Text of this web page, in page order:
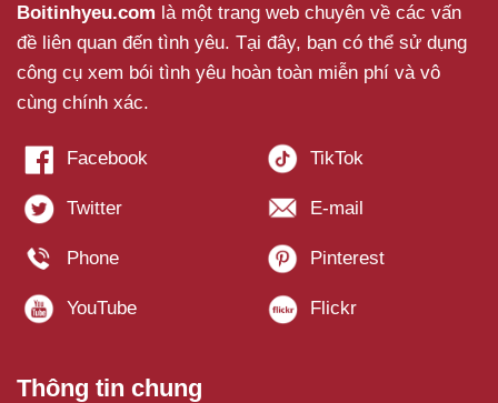
Boitinhyeu.com là một trang web chuyên về các vấn
đề liên quan đến tình yêu. Tại đây, bạn có thể sử dụng
công cụ xem bói tình yêu hoàn toàn miễn phí và vô
cùng chính xác.
Thông tin chung